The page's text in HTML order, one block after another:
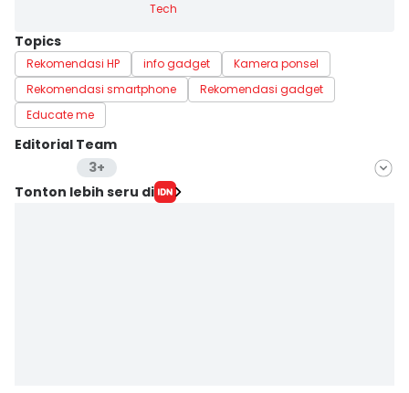
Tech
Topics
Rekomendasi HP info gadget
Kamera ponsel
Rekomendasi smartphone
Rekomendasi gadget
Educate me
Editorial Team
3+
Editor
Tonton lebih seru di